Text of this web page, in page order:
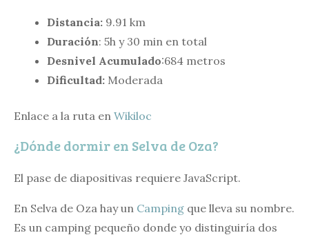
Distancia: 9.91 km
Duración: 5h y 30 min en total
Desnivel Acumulado:684 metros
Dificultad: Moderada
Enlace a la ruta en Wikiloc
¿Dónde dormir en Selva de Oza?
El pase de diapositivas requiere JavaScript.
En Selva de Oza hay un Camping que lleva su nombre.
Es un camping pequeño donde yo distinguiría dos